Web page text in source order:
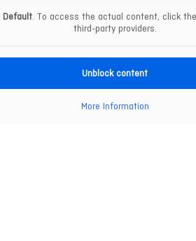
Default. To access the actual content, click
third-party providers.
Unblock content
More Information